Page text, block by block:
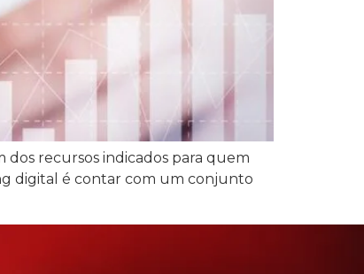
dos recursos indicados para quem
digital é contar com um conjunto